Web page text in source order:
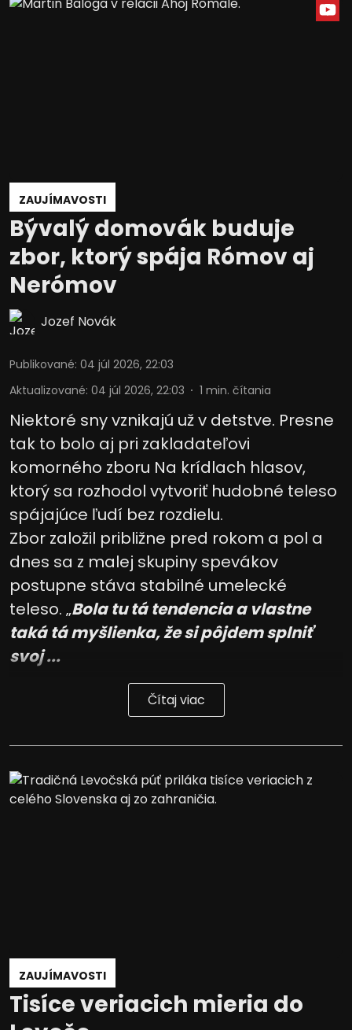
ZAUJÍMAVOSTI
Bývalý domovák buduje
zbor, ktorý spája Rómov aj
Nerómov
Jozef Novák
Publikované: 04 júl 2026, 22:03
Aktualizované: 04 júl 2026, 22:03 1 min. čítania
Niektoré sny vznikajú už v detstve. Presne
tak to bolo aj pri zakladateľovi
komorného zboru Na krídlach hlasov,
ktorý sa rozhodol vytvoriť hudobné teleso
spájajúce ľudí bez rozdielu.
Zbor založil približne pred rokom a pol a
dnes sa z malej skupiny spevákov
postupne stáva stabilné umelecké
teleso. „Bola tu tá tendencia a vlastne
taká tá myšlienka, že si pôjdem splniť
svoj ...
Čítaj viac
ZAUJÍMAVOSTI
Tisíce veriacich mieria do